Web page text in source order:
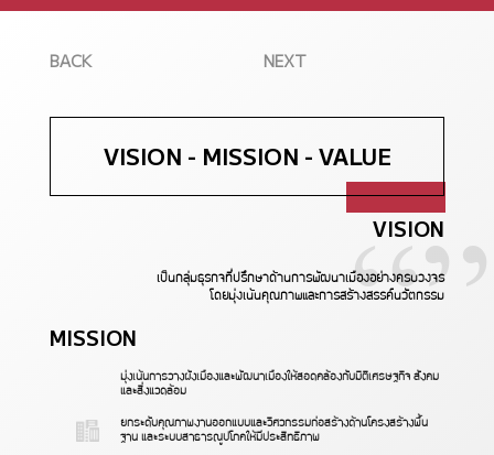
BACK NEXT
VISION - MISSION - VALUE
VISION
เป็นกลุ่มธุรกิจที่ปรึกษาด้านการพัฒนาเมืองอย่างครบวงจร
โดยมุ่งเน้นคุณภาพและการสร้างสรรค์นวัตกรรม
“”
MISSION
มุ่งเน้นการวางผังเมืองและพัฒนาเมืองให้สอดคล้องกับมิติเศรษฐกิจ สังคม
และสิ่งแวดล้อม
ยกระดับคุณภาพงานออกแบบและวิศวกรรมก่อสร้างด้านโครงสร้างพื้น
ฐาน และระบบสาธารณูปโภคให้มีประสิทธิภาพ